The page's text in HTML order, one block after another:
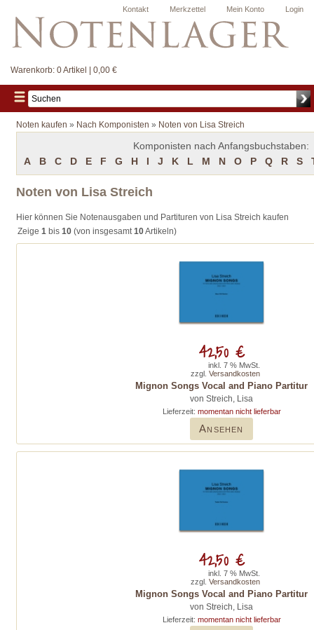
Login
Mein Konto
Merkzettel
Kontakt
Warenkorb: 0 Artikel | 0,00 €
Noten kaufen » Nach Komponisten » Noten von Lisa Streich
Komponisten nach Anfangsbuchstaben:
A
B C D E F G H I J K L M N O P Q R S
Noten von Lisa Streich
Hier können Sie Notenausgaben und Partituren von Lisa Streich kaufen
Zeige 1 bis 10 (von insgesamt10Artikeln)
Mignon Songs Vocal and Piano Partitur
von Streich, Lisa
Lieferzeit: momentan nicht lieferbar
Ansehen
42,50 €
inkl. 7 % MwSt.
zzgl. Versandkosten
Mignon Songs Vocal and Piano Partitur
von Streich, Lisa
Lieferzeit: momentan nicht lieferbar
42,50 €
inkl. 7 % MwSt.
zzgl. Versandkosten